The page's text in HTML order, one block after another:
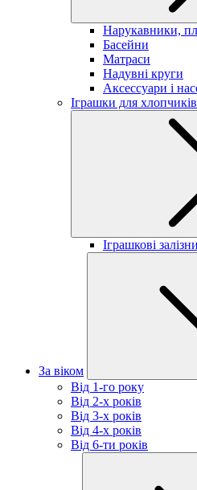
Нарукавники,
Басейни
Матраси
Надувні круги
Аксессуари і
Іграшки для хлопчиків
Іграшкові
За віком
Від 1-го року
Від 2-х років
Від 3-х років
Від 4-х років
Від 6-ти років